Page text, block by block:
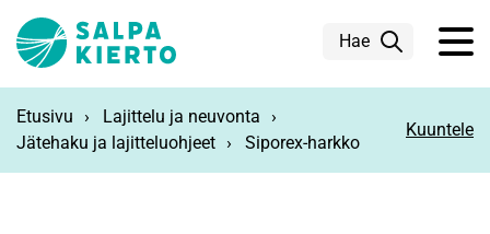
Hae
Etusivu
Lajittelu ja neuvonta
Jätehaku ja lajitteluohjeet
Siporex-harkko
Kuuntele